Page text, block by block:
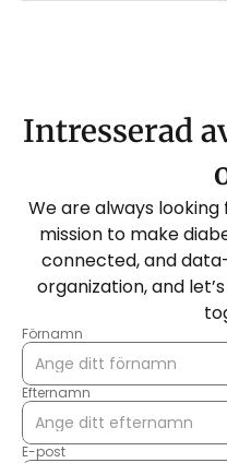
Intresserad
We are always
mission to make
connected, and
organization, and
Förnamn
Efternamn
E-post